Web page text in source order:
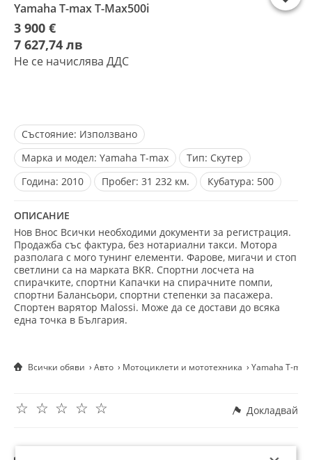
Yamaha T-max T-Max500i
3 900 €
7 627,74 лв
Не се начислява ДДС
Състояние: Използвано
Марка и модел: Yamaha T-max Тип: Скутер
Година: 2010 Пробег: 31 232 км. Кубатура: 500
ОПИСАНИЕ
Нов Внос Всички необходими документи за регистрация.
Продажба със фактура, без нотариални такси. Мотора
разполага с мого тунинг елементи. Фарове, мигачи и стоп
светлини са на марката BKR. Спортни лосчета на
спирачките, спортни Капачки на спирачните помпи,
спортни Балансьори, спортни степенки за пасажера.
Спортен варятор Malossi. Може да се достави до всяка
една точка в България.
Всички обяви Авто Мотоциклети и мототехника Yamaha T-
☆
☆
☆
☆
☆ Докладвай
Другите търсят също